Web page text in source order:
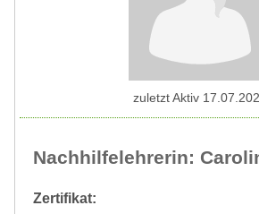
Nachhilfelehrerin:
Zertifikat:
zuletzt Aktiv